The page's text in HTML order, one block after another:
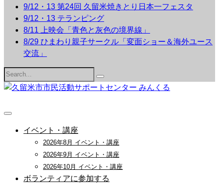
9/12・13 第24回 久留米焼きとり日本一フェスタ
9/12・13 テランピング
8/11 上映会「青色と灰色の境界線」
8/29 ひまわり親子サークル「変面ショー＆海外ユース
交流」
Search
for:
イベント・講座
2026年8月 イベント・講座
2026年9月 イベント・講座
2026年10月 イベント・講座
ボランティアに参加する